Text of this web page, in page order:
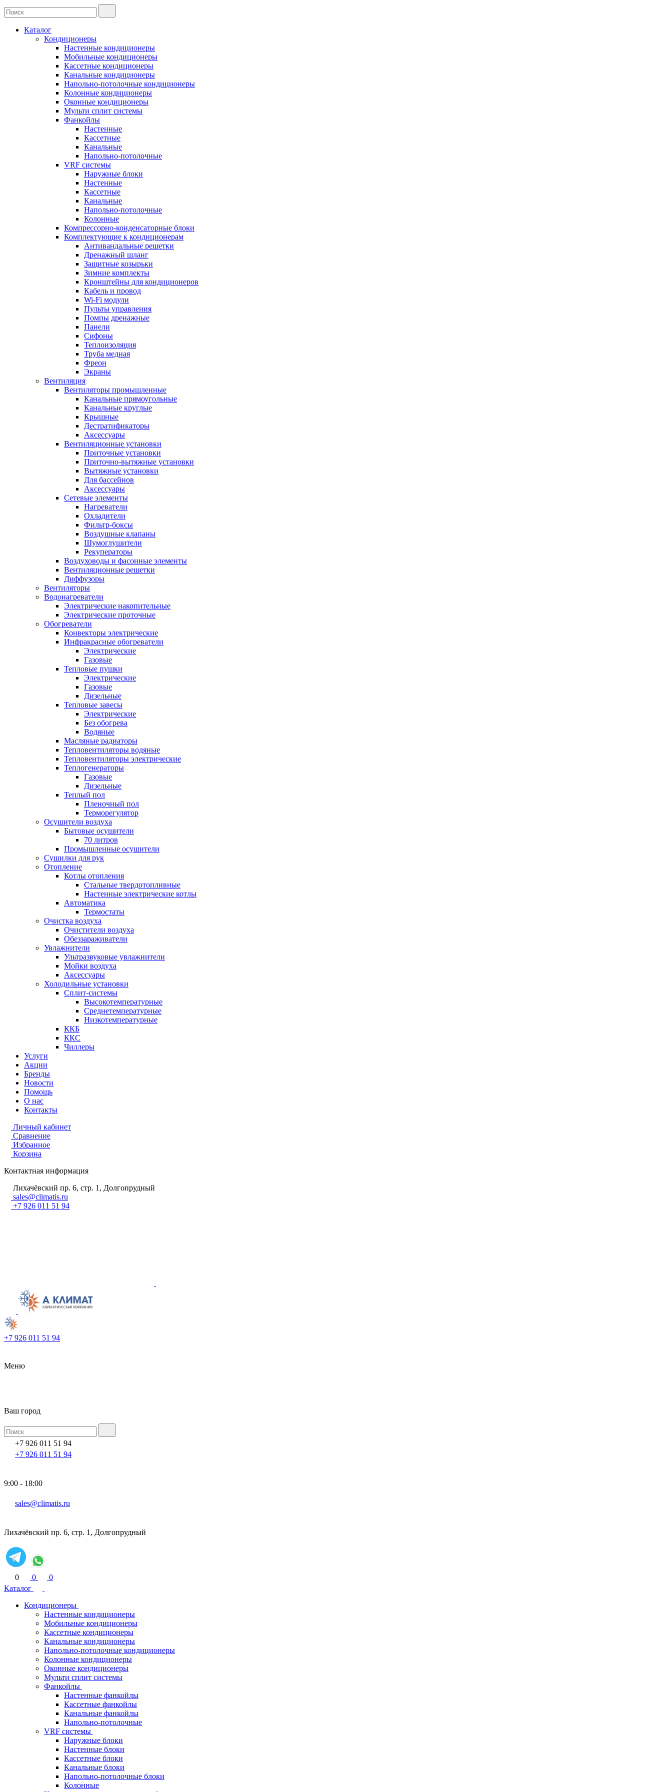
Каталог
Кондиционеры
Настенные кондиционеры
Мобильные кондиционеры
Кассетные кондиционеры
Канальные кондиционеры
Напольно-потолочные кондиционеры
Колонные кондиционеры
Оконные кондиционеры
Мульти сплит системы
Фанкойлы
Настенные
Кассетные
Канальные
Напольно-потолочные
VRF системы
Наружные блоки
Настенные
Кассетные
Канальные
Напольно-потолочные
Колонные
Компрессорно-конденсаторные блоки
Комплектующие к кондиционерам
Антивандальные решетки
Дренажный шланг
Защитные козырьки
Зимние комплекты
Кронштейны для кондиционеров
Кабель и провод
Wi-Fi модули
Пульты управления
Помпы дренажные
Панели
Сифоны
Теплоизоляция
Труба медная
Фреон
Экраны
Вентиляция
Вентиляторы промышленные
Канальные прямоугольные
Канальные круглые
Крышные
Дестратификаторы
Аксессуары
Вентиляционные установки
Приточные установки
Приточно-вытяжные установки
Вытяжные установки
Для бассейнов
Аксессуары
Сетевые элементы
Нагреватели
Охладители
Фильтр-боксы
Воздушные клапаны
Шумоглушители
Рекуператоры
Воздуховоды и фасонные элементы
Вентиляционные решетки
Диффузоры
Вентиляторы
Водонагреватели
Электрические накопительные
Электрические проточные
Обогреватели
Конвекторы электрические
Инфракрасные обогреватели
Электрические
Газовые
Тепловые пушки
Электрические
Газовые
Дизельные
Тепловые завесы
Электрические
Без обогрева
Водяные
Масляные радиаторы
Тепловентиляторы водяные
Тепловентиляторы электрические
Теплогенераторы
Газовые
Дизельные
Теплый пол
Пленочный пол
Терморегулятор
Осушители воздуха
Бытовые осушители
70 литров
Промышленные осушители
Сушилки для рук
Отопление
Котлы отопления
Стальные твердотопливные
Настенные электрические котлы
Автоматика
Термостаты
Очистка воздуха
Очистители воздуха
Обеззараживатели
Увлажнители
Ультразвуковые увлажнители
Мойки воздуха
Аксессуары
Холодильные установки
Сплит-системы
Высокотемпературные
Среднетемпературные
Низкотемпературные
ККБ
ККС
Чиллеры
Услуги
Акции
Бренды
Новости
Помощь
О нас
Контакты
Личный кабинет
Сравнение
Избранное
Корзина
Контактная информация
Лихачёвский пр. 6, стр. 1, Долгопрудный
sales@climatis.ru
+7 926 011 51 94
+7 926 011 51 94
Меню
Ваш город
+7 926 011 51 94
+7 926 011 51 94
9:00 - 18:00
sales@climatis.ru
Лихачёвский пр. 6, стр. 1, Долгопрудный
0 0
0
Каталог
Кондиционеры
Настенные кондиционеры
Мобильные кондиционеры
Кассетные кондиционеры
Канальные кондиционеры
Напольно-потолочные кондиционеры
Колонные кондиционеры
Оконные кондиционеры
Мульти сплит системы
Фанкойлы
Настенные фанкойлы
Кассетные фанкойлы
Канальные фанкойлы
Напольно-потолочные
VRF системы
Наружные блоки
Настенные блоки
Кассетные блоки
Канальные блоки
Напольно-потолочные блоки
Колонные